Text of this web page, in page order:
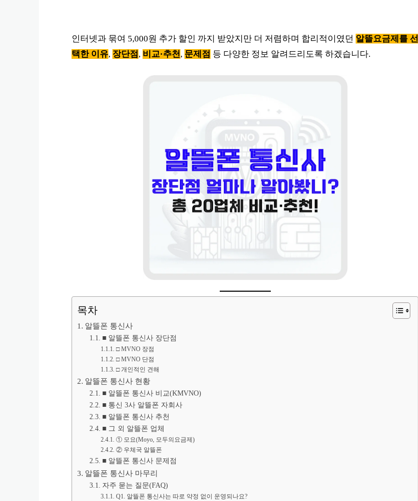
인터넷과 묶여 5,000원 추가 할인 까지 받았지만 더 저렴하며 합리적이였던 알뜰요금제를 선
택한 이유, 장단점, 비교·추천, 문제점 등 다양한 정보 알려드리도록 하겠습니다.
목차
알뜰폰 통신사
■ 알뜰폰 통신사 장단점
□ MVNO 장점
□ MVNO 단점
□ 개인적인 견해
알뜰폰 통신사 현황
■ 알뜰폰 통신사 비교(KMVNO)
■ 통신 3사 알뜰폰 자회사
■ 알뜰폰 통신사 추천
■ 그 외 알뜰폰 업체
① 모요(Moyo, 모두의요금제)
② 우체국 알뜰폰
■ 알뜰폰 통신사 문제점
알뜰폰 통신사 마무리
자주 묻는 질문(FAQ)
Q1. 알뜰폰 통신사는 따로 약정 없이 운영되나요?